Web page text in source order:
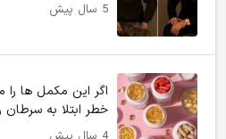
5 سال پیش
اگر این مکمل ها
خطر ابتلا به سرطان